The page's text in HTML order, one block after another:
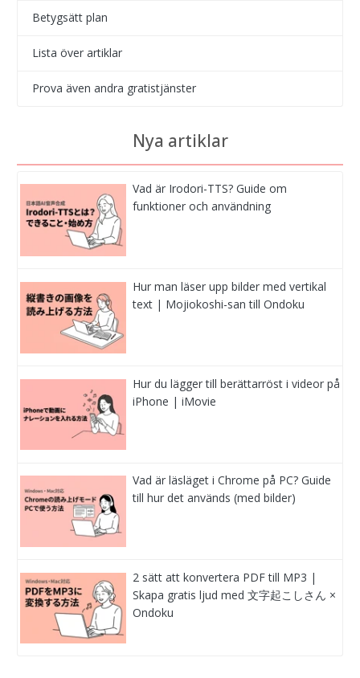
Betygsätt plan
Lista över artiklar
Prova även andra gratistjänster
Nya artiklar
Vad är Irodori-TTS? Guide om
funktioner och användning
Hur man läser upp bilder med vertikal
text | Mojiokoshi-san till Ondoku
Hur du lägger till berättarröst i videor på
iPhone | iMovie
Vad är läsläget i Chrome på PC? Guide
till hur det används (med bilder)
2 sätt att konvertera PDF till MP3 |
Skapa gratis ljud med 文字起こしさん ×
Ondoku